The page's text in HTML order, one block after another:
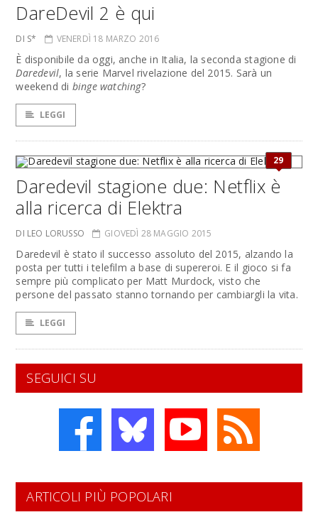
DareDevil 2 è qui
DI S* VENERDÌ 18 MARZO 2016
È disponibile da oggi, anche in Italia, la seconda stagione di
Daredevil, la serie Marvel rivelazione del 2015. Sarà un
weekend di binge watching?
LEGGI
29
Daredevil stagione due: Netflix è
alla ricerca di Elektra
DI LEO LORUSSO GIOVEDÌ 28 MAGGIO 2015
Daredevil è stato il successo assoluto del 2015, alzando la
posta per tutti i telefilm a base di supereroi. E il gioco si fa
sempre più complicato per Matt Murdock, visto che
persone del passato stanno tornando per cambiargli la vita.
LEGGI
SEGUICI SU
ARTICOLI PIÙ POPOLARI